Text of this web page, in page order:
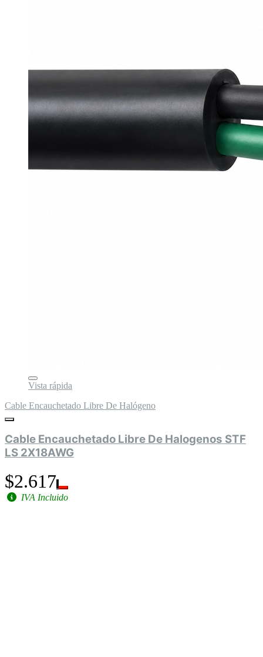
Vista rápida
Cable Encauchetado Libre De Halógeno
Cable Encauchetado Libre De Halogenos STF
LS 2X18AWG
$2.617
IVA Incluido